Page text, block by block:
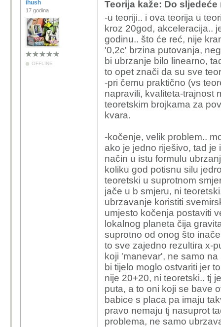
ihush
17 godina
OFFLINE
Teorija kaže: Do
-u teoriji.. i ova teorija u
kroz 20god, akceleracija..
godinu.. što će reć, nije
'0,2c' brzina putovanja,
bi ubrzanje bilo linearno,
to opet znači da su sve
-pri čemu praktično (vs
napravili, kvaliteta-trajnost
teoretskim brojkama za
kvara.
-kočenje, velik problem..
ako je jedno riješivo, tad
način u istu formulu
koliku god potisnu silu
teoretski u suprotnom
jače u b smjeru, ni
ubrzavanje koristiti
umjesto kočenja postaviti
lokalnog planeta čija
suprotno od onog što
to sve zajedno rezultira x-
koji 'manevar', ne samo
bi tijelo moglo ostvariti jer
nije 20+20, ni teoretski.. tj
puta, a to oni koji se bave
babice s placa pa imaju
pravo nemaju tj nasuprot
problema, ne samo